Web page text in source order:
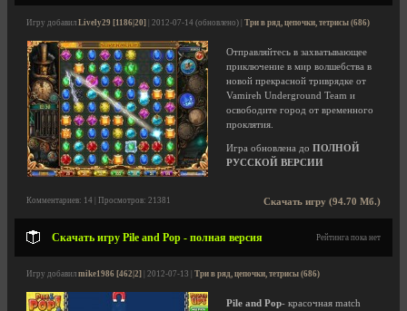
Игру добавил Lively29 [1186|20] | 2012-07-14 (обновлено) | Три в ряд, цепочки, тетрисы (686)
Отправляйтесь в захватывающее
приключение в мир волшебства в
новой прекрасной триврядке от
Vamireh Underground Team и
освободите город от временного
проклятия.
Игра обновлена до ПОЛНОЙ
РУССКОЙ ВЕРСИИ
Скачать игру (94.70 Мб.)
Комментариев: 14 | Просмотров: 21381
Скачать игру Pile and Pop - полная версия Рейтинга пока нет
Игру добавил mike1986 [462|2] | 2012-07-13 | Три в ряд, цепочки, тетрисы (686)
Pile and Pop- красочная match